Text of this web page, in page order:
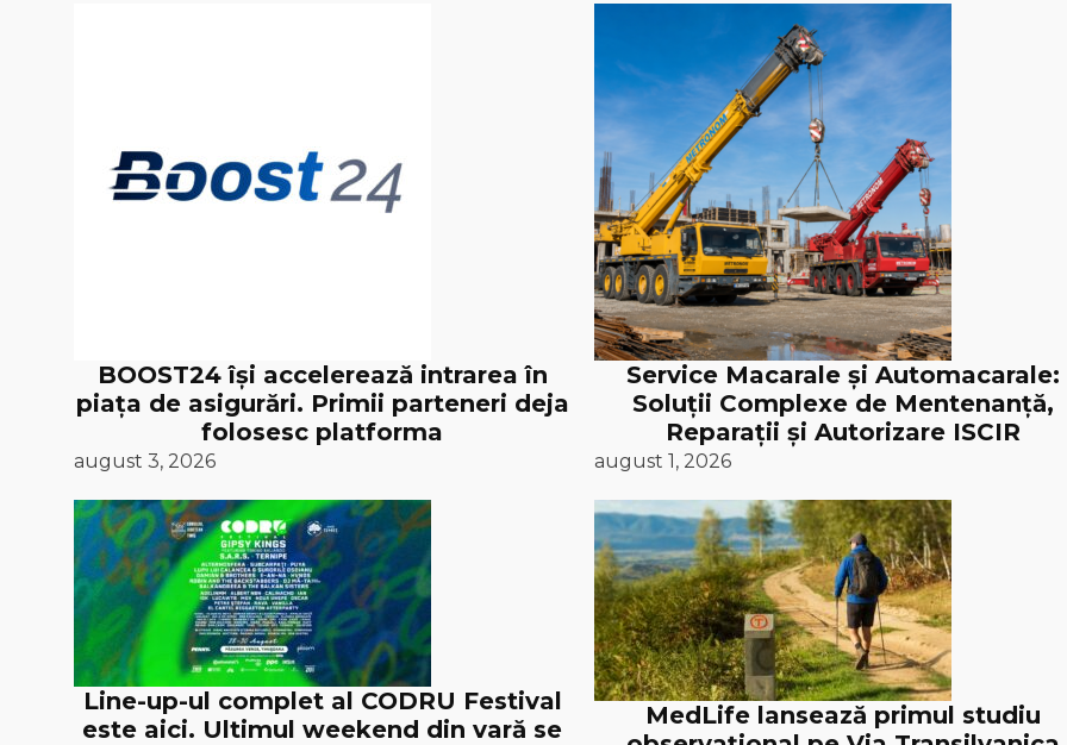
BOOST24 își accelerează intrarea în
piața de asigurări. Primii parteneri deja
folosesc platforma
august 3, 2026
Service Macarale și Automacarale:
Soluții Complexe de Mentenanță,
Reparații și Autorizare ISCIR
august 1, 2026
Line-up-ul complet al CODRU Festival
este aici. Ultimul weekend din vară se
MedLife lansează primul studiu